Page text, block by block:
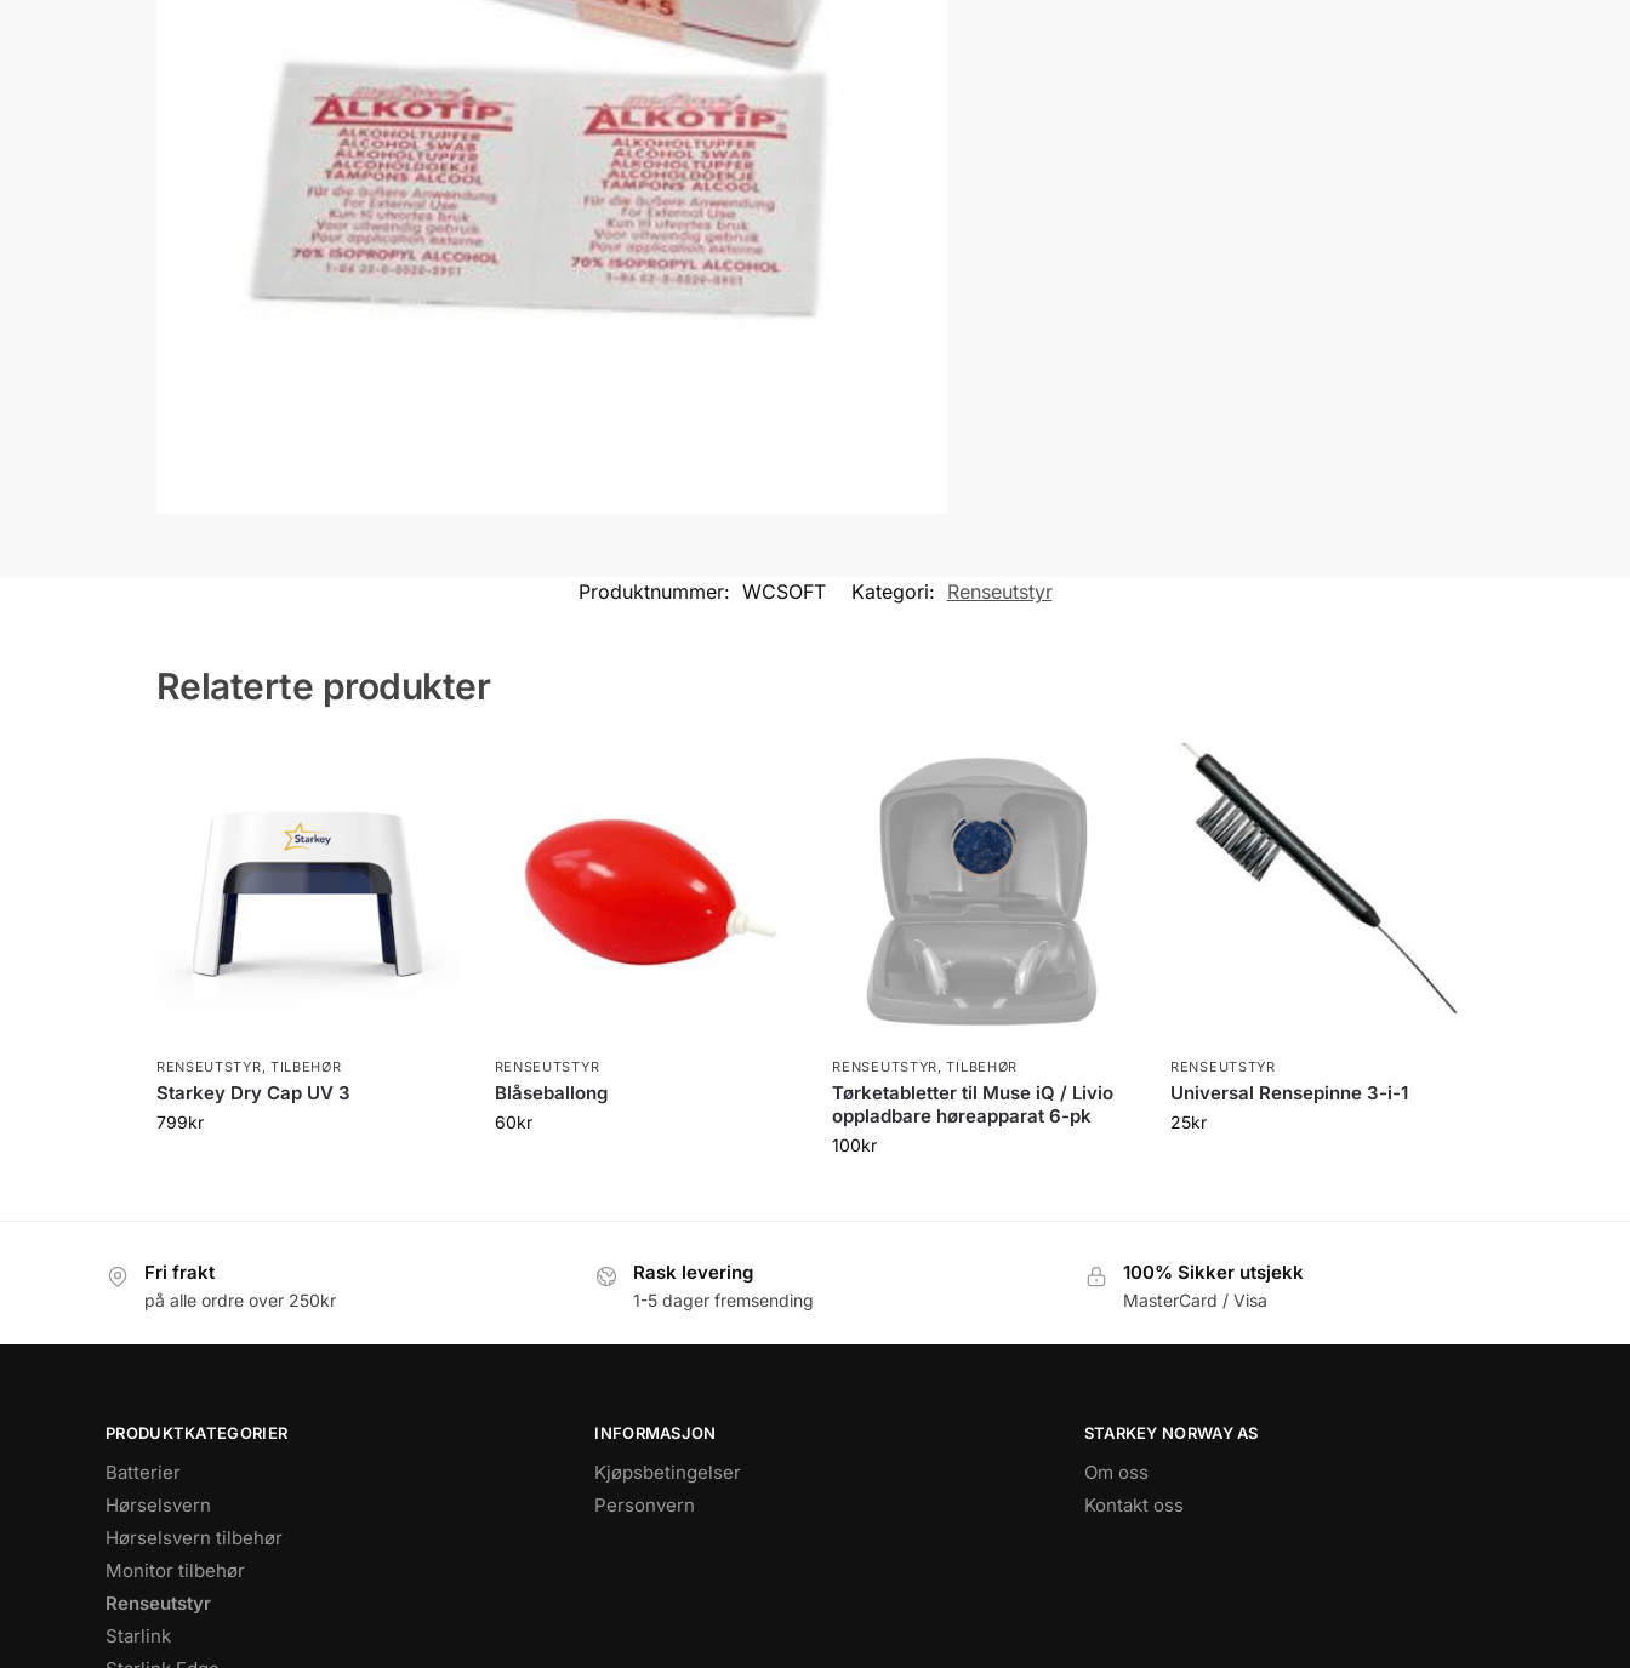
Produktnummer: WCSOFT Kategori: Renseutstyr
Relaterte produkter
RENSEUTSTYR, TILBEHØR
Starkey Dry Cap UV 3
799kr
RENSEUTSTYR
Blåseballong
60kr
RENSEUTSTYR,TILBEHØR
Tørketabletter til Muse iQ / Livio
oppladbare høreapparat 6-pk
100kr
RENSEUTSTYR
Universal Rensepinne 3-i-1
25kr
Fri frakt
på alle ordre over 250kr
Rask levering
1-5 dager fremsending
100% Sikker utsjekk
MasterCard / Visa
PRODUKTKATEGORIER
Batterier
Hørselsvern
Hørselsvern tilbehør
Monitor tilbehør
Renseutstyr
Starlink
INFORMASJON
Kjøpsbetingelser
Personvern
STARKEY NORWAY AS
Om oss
Kontakt oss